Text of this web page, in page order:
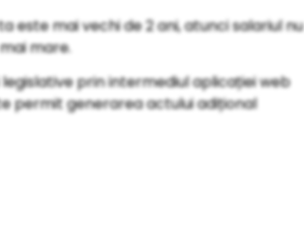
mai vechi de 2 ani, atunci salariul nu
mare.
prin intermediul aplicației web
permit generarea actului adițional